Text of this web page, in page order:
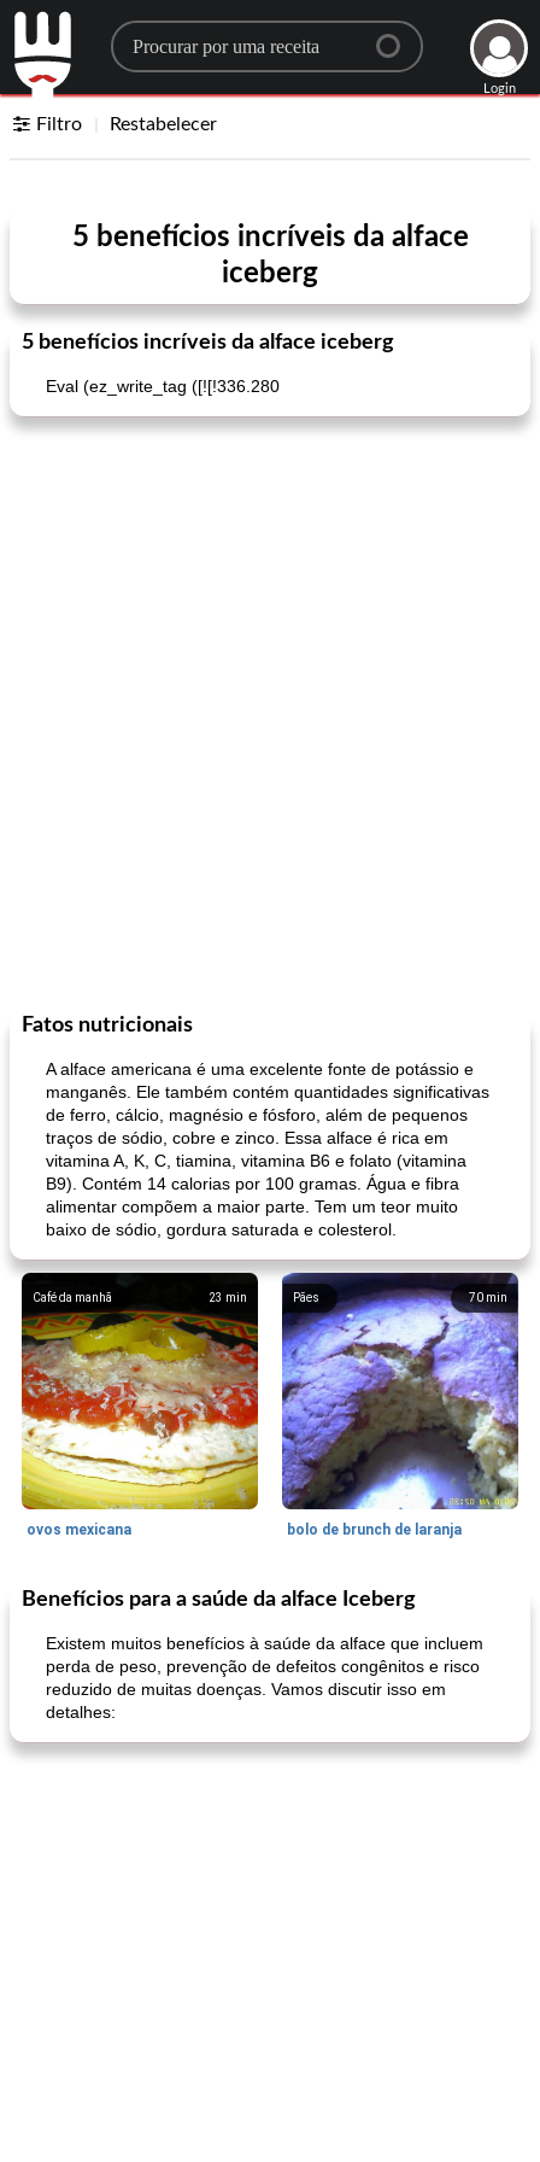
Search for a recipe
Login
Filtro Restabelecer
5 benefícios incríveis da alface
iceberg
5 benefícios incríveis da alface iceberg
Eval (ez_write_tag ([![!336.280
Fatos nutricionais
A alface americana é uma excelente fonte de potássio e
manganês. Ele também contém quantidades significativas
de ferro, cálcio, magnésio e fósforo, além de pequenos
traços de sódio, cobre e zinco. Essa alface é rica em
vitamina A, K, C, tiamina, vitamina B6 e folato (vitamina
B9). Contém 14 calorias por 100 gramas. Água e fibra
alimentar compõem a maior parte. Tem um teor muito
baixo de sódio, gordura saturada e colesterol.
23 min
Café da manhã
ovos mexicana
70 min
Pães
bolo de brunch de laranja
130min
Pães De Fermento Vegetal
Benefícios para a saúde da alface Iceberg
Existem muitos benefícios à saúde da alface que incluem
perda de peso, prevenção de defeitos congênitos e risco
reduzido de muitas doenças. Vamos discutir isso em
detalhes: